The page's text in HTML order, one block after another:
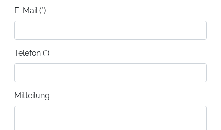
E-Mail (*)
Telefon (*)
Mitteilung